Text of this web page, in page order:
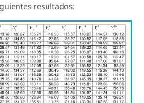
resultados: